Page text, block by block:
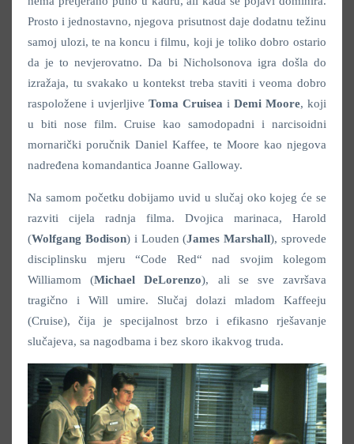
Prosto i jednostavno, njegova prisutnost daje dodatnu težinu
samoj ulozi, te na koncu i filmu, koji je toliko dobro ostario
da je to nevjerovatno. Da bi Nicholsonova igra došla do
izražaja, tu svakako u kontekst treba staviti i veoma dobro
raspoložene i uvjerljive Toma Cruisea i Demi Moore, koji
u biti nose film. Cruise kao samodopadni i narcisoidni
mornarički poručnik Daniel Kaffee, te Moore kao njegova
nadređena komandantica Joanne Galloway.
Na samom početku dobijamo uvid u slučaj oko kojeg će se
razviti cijela radnja filma. Dvojica marinaca, Harold
(Wolfgang Bodison) i Louden (James Marshall), sprovede
disciplinsku mjeru “Code Red“ nad svojim kolegom
Williamom (Michael DeLorenzo), ali se sve završava
tragično i Will umire. Slučaj dolazi mladom Kaffeeju
(Cruise), čija je specijalnost brzo i efikasno rješavanje
slučajeva, sa nagodbama i bez skoro ikakvog truda.